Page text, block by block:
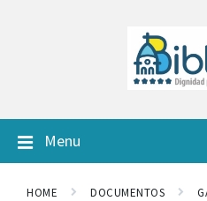
Menu
HOME DOCUMENTOS